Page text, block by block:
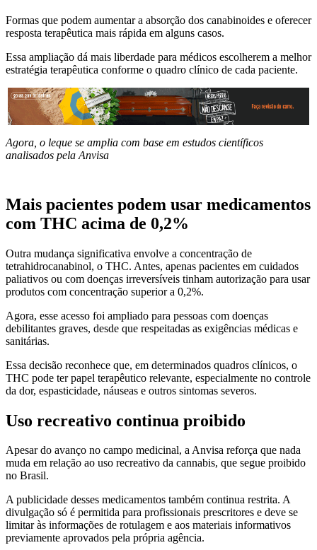
Formas que podem aumentar a absorção dos canabinoides e oferecer
resposta terapêutica mais rápida em alguns casos.
Essa ampliação dá mais liberdade para médicos escolherem a melhor
estratégia terapêutica conforme o quadro clínico de cada paciente.
Agora, o leque se amplia com base em estudos científicos
analisados pela Anvisa
Mais pacientes podem usar medicamentos
com THC acima de 0,2%
Outra mudança significativa envolve a concentração de
tetrahidrocanabinol, o THC. Antes, apenas pacientes em cuidados
paliativos ou com doenças irreversíveis tinham autorização para usar
produtos com concentração superior a 0,2%.
Agora, esse acesso foi ampliado para pessoas com doenças
debilitantes graves, desde que respeitadas as exigências médicas e
sanitárias.
Essa decisão reconhece que, em determinados quadros clínicos, o
THC pode ter papel terapêutico relevante, especialmente no controle
da dor, espasticidade, náuseas e outros sintomas severos.
Uso recreativo continua proibido
Apesar do avanço no campo medicinal, a Anvisa reforça que nada
muda em relação ao uso recreativo da cannabis, que segue proibido
no Brasil.
A publicidade desses medicamentos também continua restrita. A
divulgação só é permitida para profissionais prescritores e deve se
limitar às informações de rotulagem e aos materiais informativos
previamente aprovados pela própria agência.